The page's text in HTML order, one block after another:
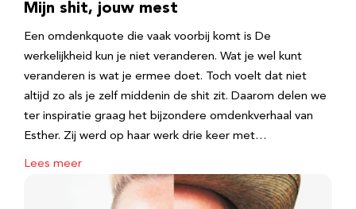
Mijn shit, jouw mest
Een omdenkquote die vaak voorbij komt is De
werkelijkheid kun je niet veranderen. Wat je wel kunt
veranderen is wat je ermee doet. Toch voelt dat niet
altijd zo als je zelf middenin de shit zit. Daarom delen we
ter inspiratie graag het bijzondere omdenkverhaal van
Esther. Zij werd op haar werk drie keer met…
Lees meer